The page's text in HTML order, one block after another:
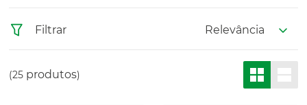
Filtrar Relevância
25 produtos